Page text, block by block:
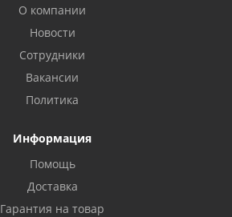
О компании
Новости
Сотрудники
Вакансии
Политика
Информация
Помощь
Доставка
Гарантия на товар